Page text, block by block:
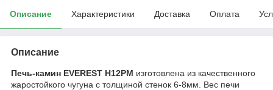
Описание Характеристики Доставка Оплата
Описание
Печь-камин EVEREST H12РМ изготовлена из качественного
жаростойкого чугуна с толщиной стенок 6-8мм. Вес печи